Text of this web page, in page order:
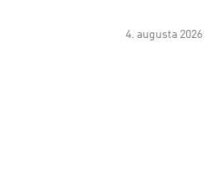
4. augusta 2026